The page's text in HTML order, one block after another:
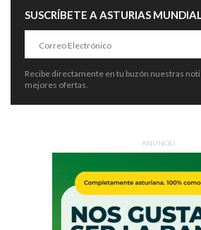
SUSCRÍBETE A ASTURIAS MUNDIAL
Recibe directamente en tu buzón nuestras
mejores ofertas.
ANUNCIO